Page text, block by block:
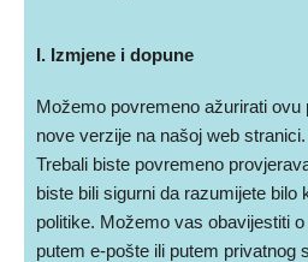
I. Izmjene i dopune
Možemo povremeno ažurirati ovu
nove verzije na našoj web stranici.
Trebali biste povremeno
biste bili sigurni da razumijete bilo
politike. Možemo vas obavijestiti
putem e-pošte ili putem privatnog